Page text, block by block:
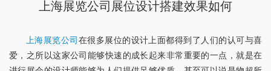
上海展览公司展位设计搭建效果如何
上海展览公司在很多展位的设计上面都得到了人们的认可与喜
爱，之所以这家公司能够快速的成长起来非常重要的一点，就是在